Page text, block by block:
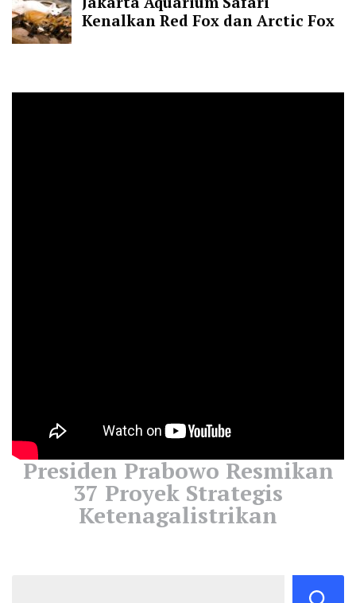
Presiden Prabowo Resmikan
37 Proyek Strategis
Ketenagalistrikan